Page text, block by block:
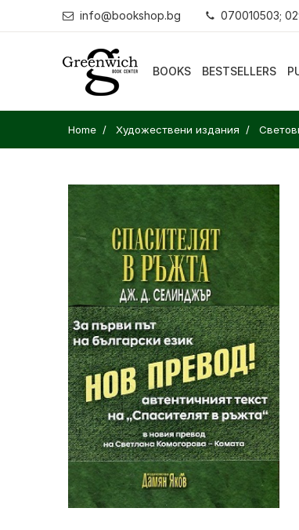
info@bookshop.bg 070010503;
BOOKS BESTSELLERS
Home Художествени издания